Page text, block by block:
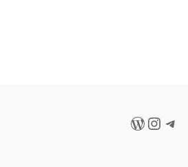
تلگراماینستاگرم
وردپرس